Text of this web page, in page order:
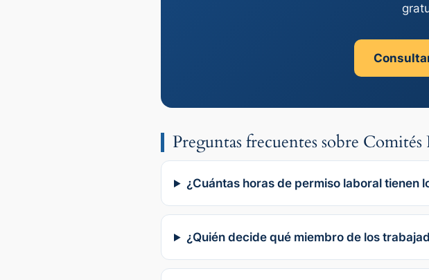
Preguntas frecuentes sobre Comités
¿Cuántas horas de permiso laboral tienen
¿Quién decide qué miembro de los